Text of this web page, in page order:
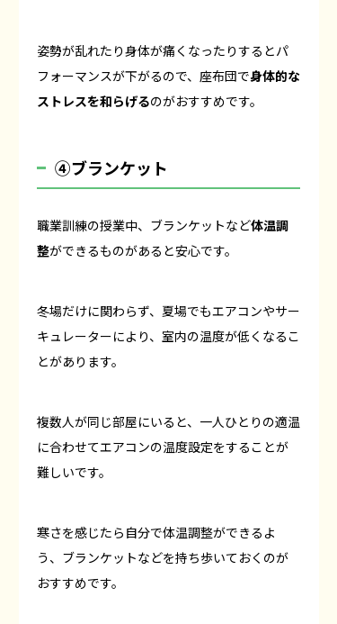
姿勢が乱れたり身体が痛くなったりするとパ
フォーマンスが下がるので、座布団で身体的な
ストレスを和らげるのがおすすめです。
④ブランケット
職業訓練の授業中、ブランケットなど体温調
整ができるものがあると安心です。
冬場だけに関わらず、夏場でもエアコンやサー
キュレーターにより、室内の温度が低くなるこ
とがあります。
複数人が同じ部屋にいると、一人ひとりの適温
に合わせてエアコンの温度設定をすることが
難しいです。
寒さを感じたら自分で体温調整ができるよ
う、ブランケットなどを持ち歩いておくのが
おすすめです。